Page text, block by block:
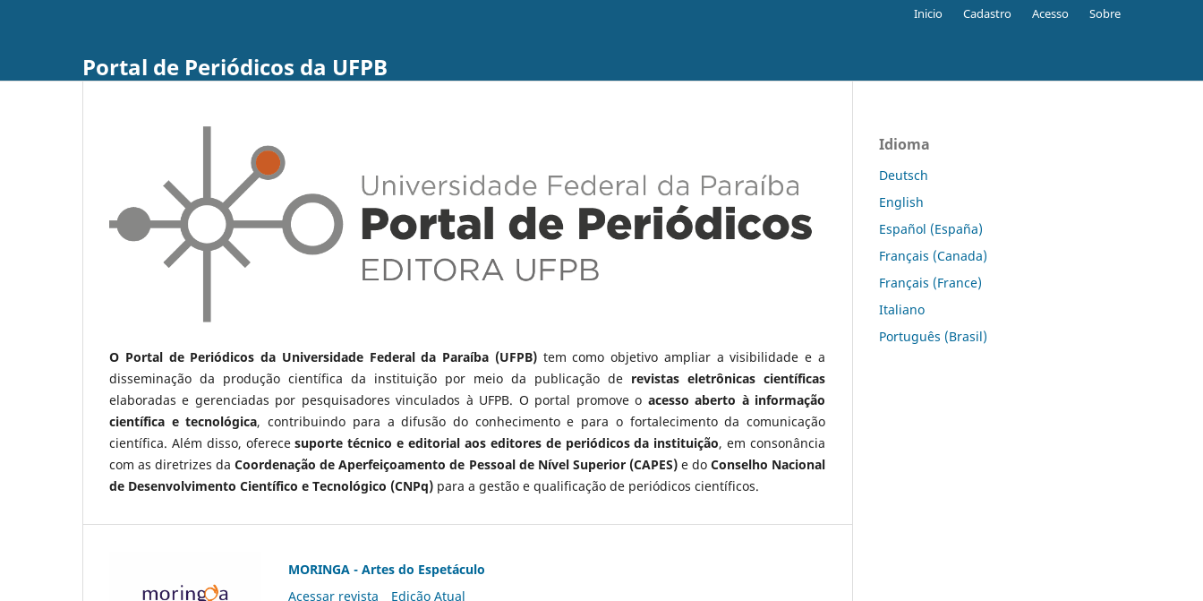
Portal de Periódicos da UFPB
Inicio Cadastro Acesso Sobre
O Portal de Periódicos da Universidade Federal da Paraíba (UFPB)tem como objetivo ampliar a visibilidade e a
disseminação da produção científica da instituição por meio da publicação de revistas eletrônicas científicas
elaboradas e gerenciadas por pesquisadores vinculados à UFPB. O portal promove o acesso aberto à informação
científica e tecnológica, contribuindo para a difusão do conhecimento e para o fortalecimento da comunicação
científica. Além disso, oferecesuporte técnico e editorial aos editores de periódicos da instituição, em consonância
com as diretrizes daCoordenação de Aperfeiçoamento de Pessoal de Nível Superior (CAPES)e do Conselho Nacional
de Desenvolvimento Científico e Tecnológico (CNPq) para a gestão e qualificação de periódicos científicos.
MORINGA - Artes do Espetáculo
Acessar revista
Edição Atual
Idioma
Deutsch
English
Español (España)
Français (Canada)
Français (France)
Italiano
Português (Brasil)